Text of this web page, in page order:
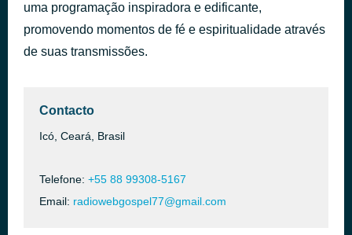
uma programação inspiradora e edificante,
promovendo momentos de fé e espiritualidade através
de suas transmissões.
Contacto
Icó, Ceará, Brasil
Telefone: +55 88 99308-5167
Email: radiowebgospel77@gmail.com